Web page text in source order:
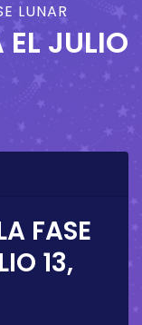
LUNAR
JULIO
FASE
13,